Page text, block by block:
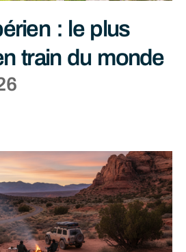
: le plus
train du monde